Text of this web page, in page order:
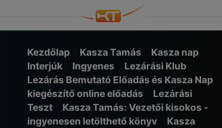
Kezdőlap Kasza Tamás
Kasza nap
Interjúk
Ingyenes
Lezárási Klub
Lezárás Bemutató Előadás és Kasza Nap
kiegészítő online előadás
Lezárási
Teszt
Kasza Tamás: Vezetői kisokos -
ingyenesen letölthető könyv
Kasza